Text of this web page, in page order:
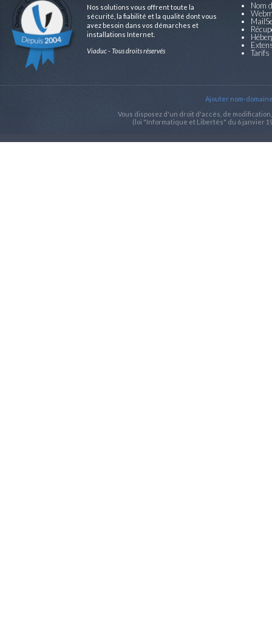
Nos solutions vous offrent toute la
sécurité, la fiabilité et la qualité dont vous
avez besoin dans vos démarches et
installations Internet.
Viaduc - Tous droits réservés
Nom
Tarifs
Ajouter nom-
Vous disposez d'un droit d'accès, de
(loi "Informatique et Libertés" du 6 janvier